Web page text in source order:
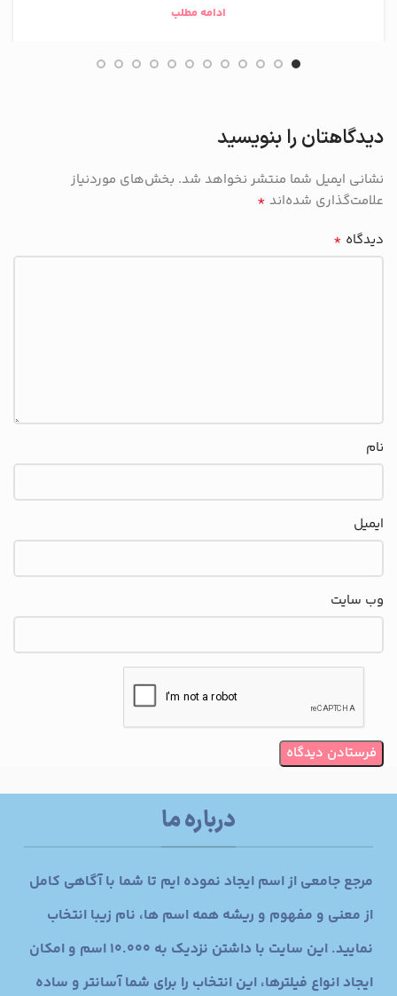
ادامه مطلب
دیدگاهتان را بنویسید
نشانی ایمیل شما منتشر نخواهد شد. بخش‌های موردنیاز
علامت‌گذاری شده‌اند *
دیدگاه *
نام
ایمیل
وب‌ سایت
درباره ما
مرجع جامعی از اسم ایجاد نموده ایم تا شما با آگاهی کامل
از معنی و مفهوم و ریشه همه اسم ها، نام زیبا انتخاب
نمایید. این سایت با داشتن نزدیک به 10.000 اسم و امکان
ایجاد انواع فیلترها، این انتخاب را برای شما آسانتر و ساده